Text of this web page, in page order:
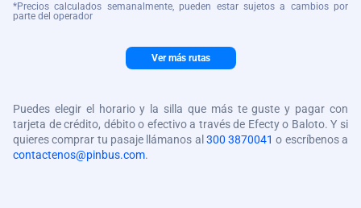
*Precios calculados semanalmente, pueden estar sujetos a cambios por
parte del operador
Ver más rutas
Puedes elegir el horario y la silla que más te guste y pagar con
tarjeta de crédito, débito o efectivo a través de Efecty o Baloto. Y si
quieres comprar tu pasaje llámanos al 300 3870041 o escríbenos a
contactenos@pinbus.com.